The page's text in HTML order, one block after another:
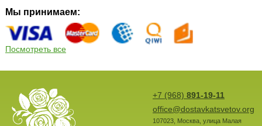
Мы принимаем:
Посмотреть все
+7 (968) 891-19-11
office@dostavkatsvetov.org
107023, Москва, улица Малая